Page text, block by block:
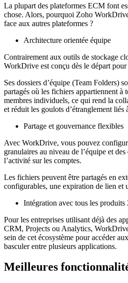
La plupart des plateformes ECM font
chose. Alors, pourquoi Zoho
face aux autres plateformes ?
Architecture orientée équipe
Contrairement aux outils de stockage
WorkDrive est conçu dès le départ pour
Ses dossiers d’équipe (Team Folders)
partagés où les fichiers appartiennent à
membres individuels, ce qui rend la
et réduit les goulots d’étranglement liés
Partage et gouvernance flexibles
Avec WorkDrive, vous pouvez
granulaires au niveau de l’équipe et
l’activité sur les comptes.
Les fichiers peuvent être partagés en
configurables, une expiration de lien et
Intégration avec tous les produits
Pour les entreprises utilisant déjà des
CRM, Projects ou Analytics,
sein de cet écosystème pour accéder
basculer entre plusieurs applications.
Meilleures